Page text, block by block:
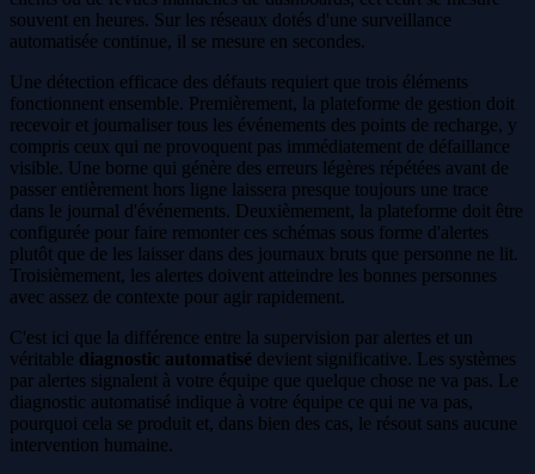
souvent en heures. Sur les réseaux dotés d'une surveillance
automatisée continue, il se mesure en secondes.
Une détection efficace des défauts requiert que trois éléments
fonctionnent ensemble. Premièrement, la plateforme de gestion doit
recevoir et journaliser tous les événements des points de recharge, y
compris ceux qui ne provoquent pas immédiatement de défaillance
visible. Une borne qui génère des erreurs légères répétées avant de
passer entièrement hors ligne laissera presque toujours une trace
dans le journal d'événements. Deuxièmement, la plateforme doit être
configurée pour faire remonter ces schémas sous forme d'alertes
plutôt que de les laisser dans des journaux bruts que personne ne lit.
Troisièmement, les alertes doivent atteindre les bonnes personnes
avec assez de contexte pour agir rapidement.
C'est ici que la différence entre la supervision par alertes et un
véritable diagnostic automatisé devient significative. Les systèmes
par alertes signalent à votre équipe que quelque chose ne va pas. Le
diagnostic automatisé indique à votre équipe ce qui ne va pas,
pourquoi cela se produit et, dans bien des cas, le résout sans aucune
intervention humaine.